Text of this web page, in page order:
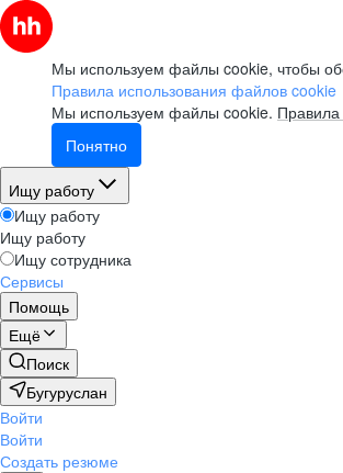
Мы используем файлы cookie, чтобы
Правила использования файлов cookie
Мы используем файлы cookie.
Понятно
Ищу работу
Ищу работу
Ищу работу
Ищу сотрудника
Сервисы
Помощь
Ещё
Поиск
Бугуруслан
Войти
Войти
Создать резюме